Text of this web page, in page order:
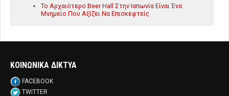
Το Αρχαιότερο Beer Hall Στην Ιαπωνία Είναι Ένα
Μνημείο Που Αξίζει Να Επισκεφτείς
ΚΟΙΝΩΝΙΚΑ ΔΙΚΤΥΑ
FACEBOOK
TWITTER